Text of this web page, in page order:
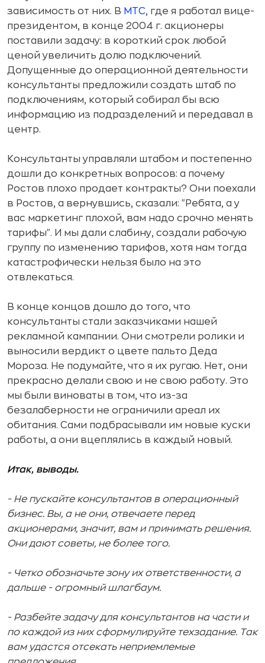
зависимость от них. В МТС, где я работал вице-
президентом, в конце 2004 г. акционеры
поставили задачу: в короткий срок любой
ценой увеличить долю подключений.
Допущенные до операционной деятельности
консультанты предложили создать штаб по
подключениям, который собирал бы всю
информацию из подразделений и передавал в
центр.
Консультанты управляли штабом и постепенно
дошли до конкретных вопросов: а почему
Ростов плохо продает контракты? Они поехали
в Ростов, а вернувшись, сказали: "Ребята, а у
вас маркетинг плохой, вам надо срочно менять
тарифы". И мы дали слабину, создали рабочую
группу по изменению тарифов, хотя нам тогда
катастрофически нельзя было на это
отвлекаться.
В конце концов дошло до того, что
консультанты стали заказчиками нашей
рекламной кампании. Они смотрели ролики и
выносили вердикт о цвете пальто Деда
Мороза. Не подумайте, что я их ругаю. Нет, они
прекрасно делали свою и не свою работу. Это
мы были виноваты в том, что из-за
безалаберности не ограничили ареал их
обитания. Сами подбрасывали им новые куски
работы, а они вцеплялись в каждый новый.
Итак, выводы.
- Не пускайте консультантов в операционный
бизнес. Вы, а не они, отвечаете перед
акционерами, значит, вам и принимать решения.
Они дают советы, не более того.
- Четко обозначьте зону их ответственности, а
дальше - огромный шлагбаум.
- Разбейте задачу для консультантов на части и
по каждой из них сформулируйте техзадание. Так
вам удастся отсекать неприемлемые